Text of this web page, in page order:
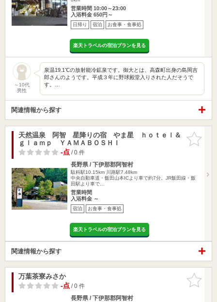
営業時間 10:00～23:00
入浴料金 650円～
日帰り 宿泊 お食事・食事処
楽天トラベルの宿泊プランを見る
～10代
男性
泉温19.1℃の放射能冷鉱泉です。御大とは、高森町出身の島岡吉
郎さんのようです。平成３年に野球殿堂入りされた人だそうで
す。…
関連情報から探す
お気に入
りに追加
天然温泉 阿智 星降りの宿 やま星 ｈｏｔｅｌ＆
ｇｌａｍｐ ＹＡＭＡＢＯＳＨＩ
-点/ 0 件
長野県 / 下伊那郡阿智村
駄科駅10.15km
川路駅7.48km
中央自動車道・飯田山本ICより車で約7分。JR飯田線・飯
田駅より車で…
営業時間
入浴料金 ～
宿泊 お食事・食事処
楽天トラベルの宿泊プランを見る
関連情報から探す
お気に入
りに追加
万葉茶寮みさか
-点/ 0 件
長野県 / 下伊那郡阿智村